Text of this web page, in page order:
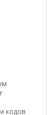
кодов